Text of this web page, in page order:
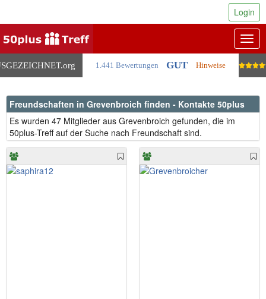
.org 1.441 Bewertungen GUT Hinweise
Login
Freundschaften in Grevenbroich finden - Kontakte 50plus
Es wurden 47 Mitglieder aus Grevenbroich gefunden, die im
50plus-Treff auf der Suche nach Freundschaft sind.